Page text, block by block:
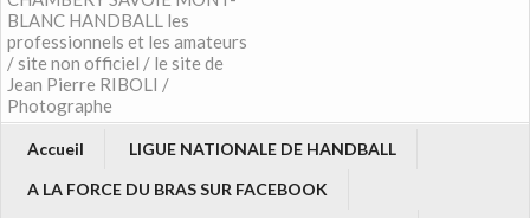
BLANC HANDBALL les
professionnels et les amateurs
/ site non officiel / le site de
Jean Pierre RIBOLI /
Photographe
Accueil
LIGUE NATIONALE DE HANDBALL
A LA FORCE DU BRAS SUR FACEBOOK